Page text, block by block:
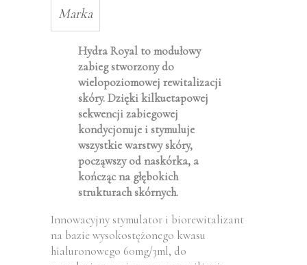
Marka
Hydra Royal to modułowy
zabieg stworzony do
wielopoziomowej rewitalizacji
skóry. Dzięki kilkuetapowej
sekwencji zabiegowej
kondycjonuje i stymuluje
wszystkie warstwy skóry,
począwszy od naskórka, a
kończąc na głębokich
strukturach skórnych.
Innowacyjny stymulator i biorewitalizant
na bazie wysokostężonego kwasu
hialuronowego 60mg/3ml, do